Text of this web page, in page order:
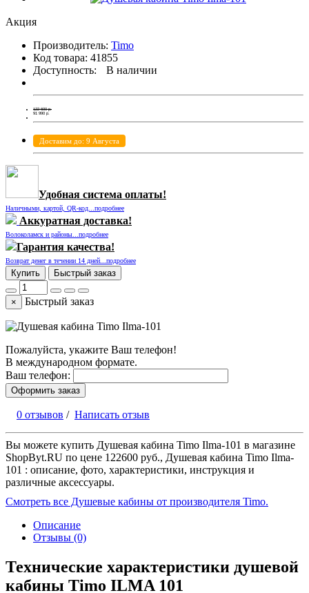
Акция
Производитель: Timo
Код товара: 41855
Доступность:
В наличии
122 600р.
91 990 р.
Доставим до: 9 Августа
Удобная система оплаты!
Наличными, картой, QR-код...подробнее
Аккуратная доставка!
Волоколамск и районы...подробнее
Гарантия качества!
Возврат денег в течении 14 дней...подробнее
Купить Быстрый заказ
× Быстрый заказ
Пожалуйста, укажите Ваш телефон!
В международном формате.
Ваш телефон:
Оформить заказ
0 отзывов / Написать отзыв
Вы можете купить Душевая кабина Timo Ilma-101 в магазине
ShopByt.RU по цене 122600 руб., Душевая кабина Timo Ilma-
101 : описание, фото, характеристики, инструкция и
различные аксессуары.
Смотреть все Душевые кабины от производителя Timo.
Описание
Отзывы (0)
Технические характеристики душевой
кабины Timo ILMA 101